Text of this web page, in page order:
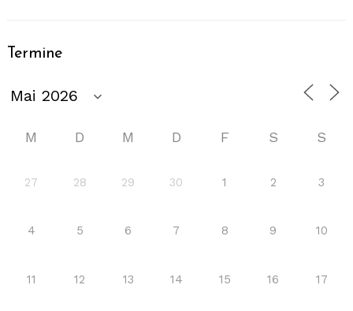
Termine
M D M D F S S
27 28 29 30 1 2 3
4 5 6 7 8 9 10
11 12 13 14 15 16 17